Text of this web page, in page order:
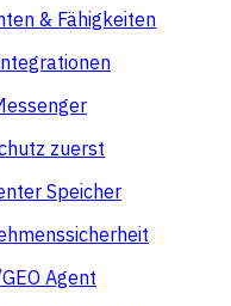
& Fähigkeiten
zuerst
Speicher
Agent